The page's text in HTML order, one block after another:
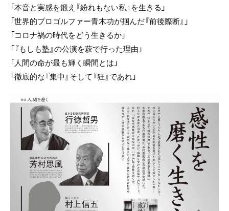
「本音と実感を鍛え『紛れもない私』を生きる」
「世界的プロゴルファー青木功が掴んだ『前後際断』」
「コロナ禍の時代をどう生きるか」
「『もしも塾』の公演を萩で行った理由」
「人間の命が最も輝く瞬間とは」
「徹底的な『集中』そして『狂』であれ」